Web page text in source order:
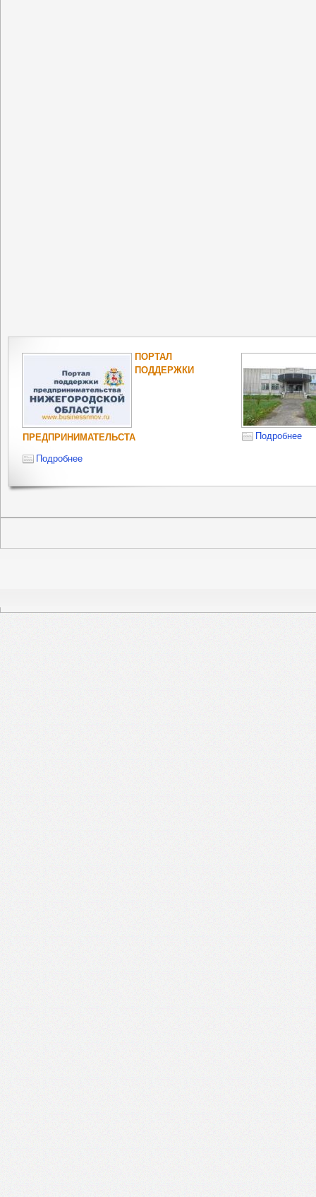
ПОРТАЛ
ПОДДЕРЖКИ
ПРЕДПРИНИМАТЕЛЬСТА
Подробнее
Подробнее